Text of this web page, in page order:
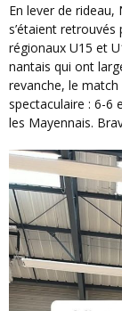
En lever de rideau, Nantes Doulon Bottière et l’Etoile Lavalloise
s’étaient
régionaux U15 et
nantais qui ont
revanche, le match
spectaculaire : 6-6
les Mayennais.